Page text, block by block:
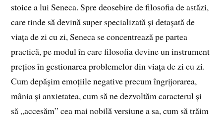
stoice a lui Seneca. Spre deosebire de filosofia de astăzi,
care tinde să devină super specializată și detașată de
viața de zi cu zi, Seneca se concentrează pe partea
practică, pe modul în care filosofia devine un instrument
prețios în gestionarea problemelor din viața de zi cu zi.
Cum depășim emoțiile negative precum îngrijorarea,
mânia și anxietatea, cum să ne dezvoltăm caracterul și
să „accesăm” cea mai nobilă versiune a sa, cum să trăim